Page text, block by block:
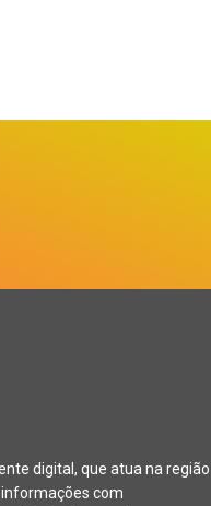
digital, que atua na região
com